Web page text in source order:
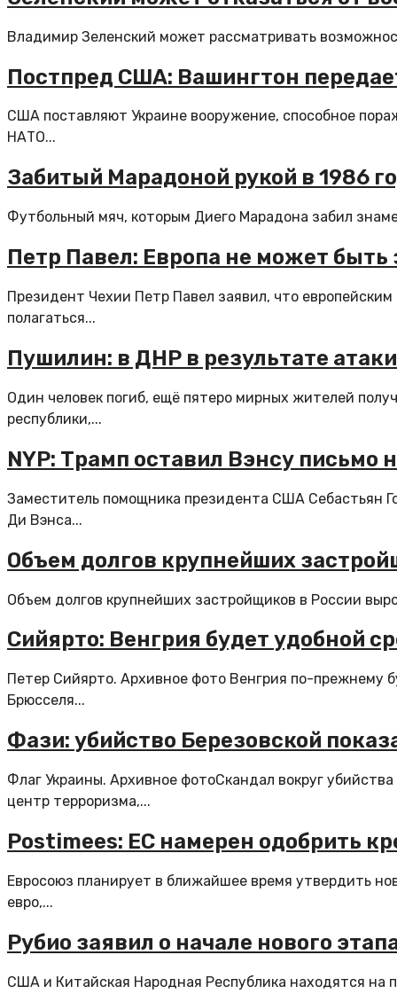
Владимир Зеленский может рассматривать
Постпред США: Вашингтон
США поставляют Украине вооружение, способное
НАТО...
Забитый Марадоной рукой в 1986
Футбольный мяч, которым Диего Марадона забил
Петр Павел: Европа не может
Президент Чехии Петр Павел заявил, что
полагаться...
Пушилин: в ДНР в результате
Один человек погиб, ещё пятеро мирных жителей
республики,...
NYP: Трамп оставил Вэнсу письмо
Заместитель помощника президента США Себастьян
Ди Вэнса...
Объем долгов крупнейших
Объем долгов крупнейших застройщиков в России
Сийярто: Венгрия будет удобной
Петер Сийярто. Архивное фото Венгрия по-прежнему
Брюсселя...
Фази: убийство Березовской
Флаг Украины. Архивное фотоСкандал вокруг
центр терроризма,...
Postimees: ЕС намерен одобрить
Евросоюз планирует в ближайшее время утвердить
евро,...
Рубио заявил о начале нового
США и Китайская Народная Республика находятся на